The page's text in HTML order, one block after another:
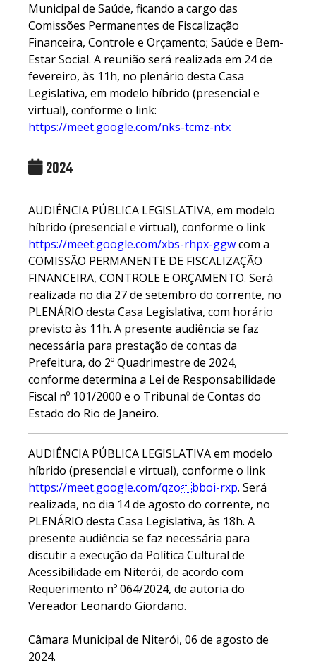
Municipal de Saúde, ficando a cargo das
Comissões Permanentes de Fiscalização
Financeira, Controle e Orçamento; Saúde e Bem-
Estar Social. A reunião será realizada em 24 de
fevereiro, às 11h, no plenário desta Casa
Legislativa, em modelo híbrido (presencial e
virtual), conforme o link:
https://meet.google.com/nks-tcmz-ntx
2024
AUDIÊNCIA PÚBLICA LEGISLATIVA, em modelo
híbrido (presencial e virtual), conforme o link
https://meet.google.com/xbs-rhpx-ggwcom a
COMISSÃO PERMANENTE DE FISCALIZAÇÃO
FINANCEIRA, CONTROLE E ORÇAMENTO. Será
realizada no dia 27 de setembro do corrente, no
PLENÁRIO desta Casa Legislativa, com horário
previsto às 11h. A presente audiência se faz
necessária para prestação de contas da
Prefeitura, do 2º Quadrimestre de 2024,
conforme determina a Lei de Responsabilidade
Fiscal nº 101/2000 e o Tribunal de Contas do
Estado do Rio de Janeiro.
AUDIÊNCIA PÚBLICA LEGISLATIVA em modelo
híbrido (presencial e virtual), conforme o link
https://meet.google.com/qzobboi-rxp. Será
realizada, no dia 14 de agosto do corrente, no
PLENÁRIO desta Casa Legislativa, às 18h. A
presente audiência se faz necessária para
discutir a execução da Política Cultural de
Acessibilidade em Niterói, de acordo com
Requerimento nº 064/2024, de autoria do
Vereador Leonardo Giordano.
Câmara Municipal de Niterói, 06 de agosto de
2024.